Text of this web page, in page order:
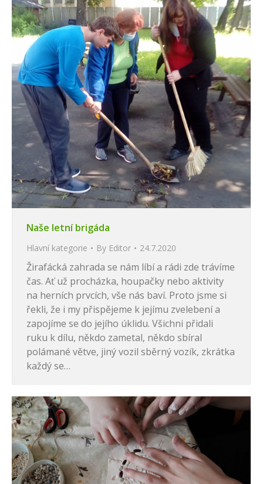
Naše letní brigáda
Hlavní kategorie By Editor 24.7.2020
Žirafácká zahrada se nám líbí a rádi zde trávíme
čas. Ať už procházka, houpačky nebo aktivity
na herních prvcích, vše nás baví. Proto jsme si
řekli, že i my přispějeme k jejímu zvelebení a
zapojíme se do jejího úklidu. Všichni přidali
ruku k dílu, někdo zametal, někdo sbíral
polámané větve, jiný vozil sběrný vozík, zkrátka
každý se…